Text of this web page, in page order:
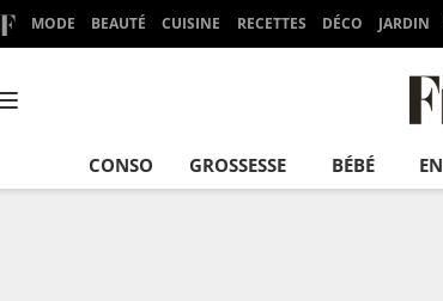
MODE BEAUTÉ CUISINE RECETTES DÉCO JARDIN
CONSO GROSSESSE BÉBÉ